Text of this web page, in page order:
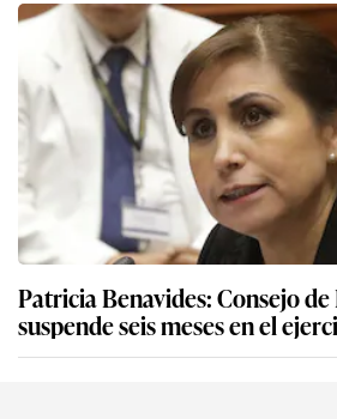
Patricia Benavides: Consejo
suspende seis meses en el